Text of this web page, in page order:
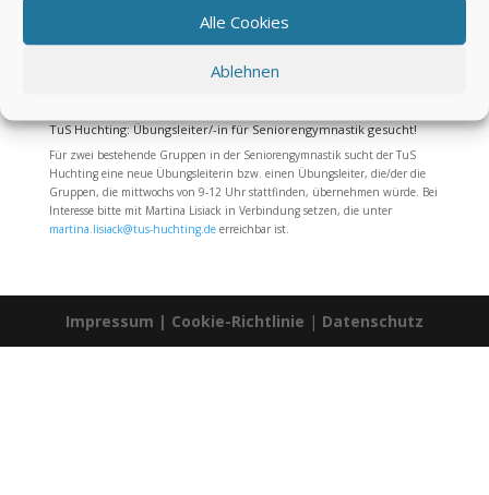
Alle Cookies
Ablehnen
TuS Huchting: Übungsleiter/-in für Seniorengymnastik gesucht!
Für zwei bestehende Gruppen in der Seniorengymnastik sucht der TuS
Huchting eine neue Übungsleiterin bzw. einen Übungsleiter, die/der die
Gruppen, die mittwochs von 9-12 Uhr stattfinden, übernehmen würde. Bei
Interesse bitte mit Martina Lisiack in Verbindung setzen, die unter
martina.lisiack@tus-huchting.deerreichbar ist.
Impressum | Cookie-Richtlinie | Datenschutz